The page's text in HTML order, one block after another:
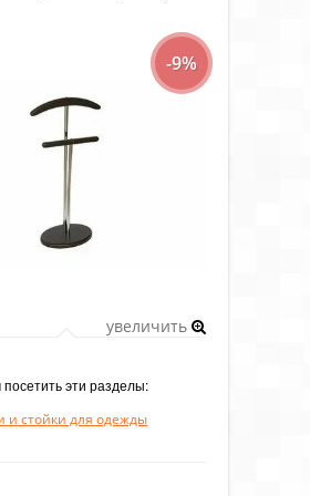
-9%
увеличить
эти разделы:
и стойки для одежды